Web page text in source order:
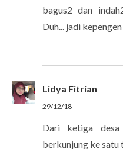
bagus2 dan
Duh... jadi
Lidya Fitrian
29/12/18
Dari ketiga
berkunjung ke satu